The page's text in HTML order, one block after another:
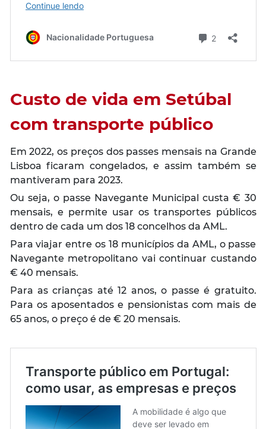
Custo de vida em Setúbal
com transporte público
Em 2022, os preços dos passes mensais na Grande
Lisboa ficaram congelados, e assim também se
mantiveram para 2023.
Ou seja, o passe Navegante Municipal custa € 30
mensais, e permite usar os transportes públicos
dentro de cada um dos 18 concelhos da AML.
Para viajar entre os 18 municípios da AML, o passe
Navegante metropolitano vai continuar custando
€ 40 mensais.
Para as crianças até 12 anos, o passe é gratuito.
Para os aposentados e pensionistas com mais de
65 anos, o preço é de € 20 mensais.